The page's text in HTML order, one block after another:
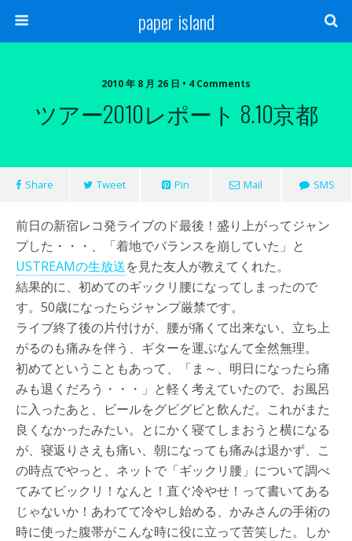
paper island
2010 年 8 月 26 日 • 4 Comments
ツアー2010レポート 8.10京都
Share Tweet Pin Mail SMS
前日の新宿レコ発ライブのド最後！盛り上がってジャン
プした・・・、「着地でバランスを崩していた」と
USTREAMの生放送を見た友人が教えてくれた。
結果的に、初めてのギックリ腰になってしまったので
す。50歳になったらジャンプ厳禁です。
ライブ終了後の片付けが、腰が痛くて出来ない、立ち上
がるのも痛みを伴う、ギターを運ぶなんて全然無理。
初めてということもあって、「ま～、明日になったら痛
みも退くだろう・・・」と軽く考えていたので、お風呂
に入ったあと、ビールをグビグビと飲んだ。これがまた
良くなかったみたい。とにかく寝てしまおうと横になる
が、寝返りさえも痛い、朝になっても痛みは退かず、こ
の時点でやっと、ネットで「ギックリ腰」について調べ
てみてビックリ！なんと！直ぐ冷やせ！って書いてある
じゃないか！あわてて冷やし始める、かみさんの手術の
時に使った腹帯がこんな時に役に立って苦笑した。しか